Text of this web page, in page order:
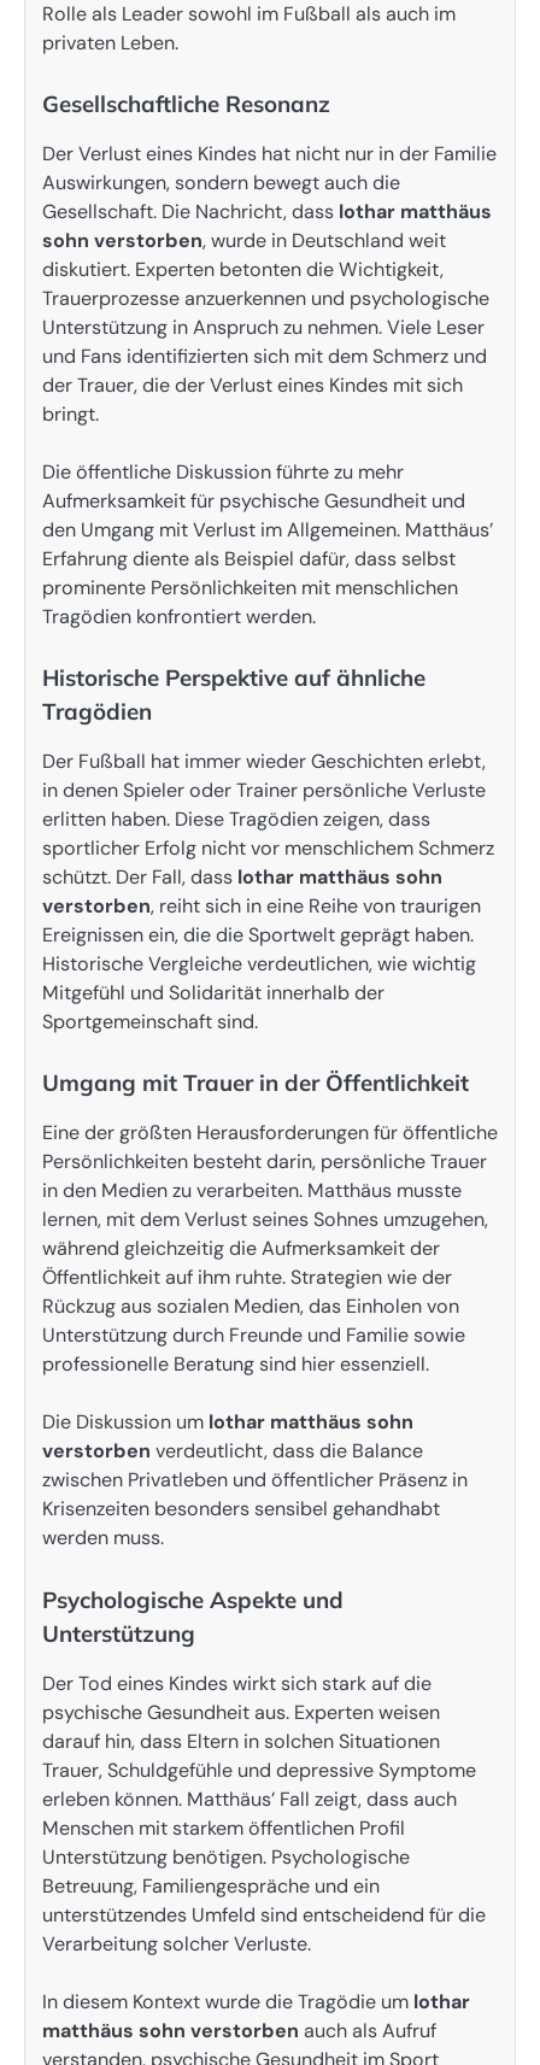
Rolle als Leader sowohl im Fußball als auch im
privaten Leben.
Gesellschaftliche Resonanz
Der Verlust eines Kindes hat nicht nur in der Familie
Auswirkungen, sondern bewegt auch die
Gesellschaft. Die Nachricht, dass lothar matthäus
sohn verstorben, wurde in Deutschland weit
diskutiert. Experten betonten die Wichtigkeit,
Trauerprozesse anzuerkennen und psychologische
Unterstützung in Anspruch zu nehmen. Viele Leser
und Fans identifizierten sich mit dem Schmerz und
der Trauer, die der Verlust eines Kindes mit sich
bringt.
Die öffentliche Diskussion führte zu mehr
Aufmerksamkeit für psychische Gesundheit und
den Umgang mit Verlust im Allgemeinen. Matthäus’
Erfahrung diente als Beispiel dafür, dass selbst
prominente Persönlichkeiten mit menschlichen
Tragödien konfrontiert werden.
Historische Perspektive auf ähnliche
Tragödien
Der Fußball hat immer wieder Geschichten erlebt,
in denen Spieler oder Trainer persönliche Verluste
erlitten haben. Diese Tragödien zeigen, dass
sportlicher Erfolg nicht vor menschlichem Schmerz
schützt. Der Fall, dass lothar matthäus sohn
verstorben, reiht sich in eine Reihe von traurigen
Ereignissen ein, die die Sportwelt geprägt haben.
Historische Vergleiche verdeutlichen, wie wichtig
Mitgefühl und Solidarität innerhalb der
Sportgemeinschaft sind.
Umgang mit Trauer in der Öffentlichkeit
Eine der größten Herausforderungen für öffentliche
Persönlichkeiten besteht darin, persönliche Trauer
in den Medien zu verarbeiten. Matthäus musste
lernen, mit dem Verlust seines Sohnes umzugehen,
während gleichzeitig die Aufmerksamkeit der
Öffentlichkeit auf ihm ruhte. Strategien wie der
Rückzug aus sozialen Medien, das Einholen von
Unterstützung durch Freunde und Familie sowie
professionelle Beratung sind hier essenziell.
Die Diskussion um lothar matthäus sohn
verstorben verdeutlicht, dass die Balance
zwischen Privatleben und öffentlicher Präsenz in
Krisenzeiten besonders sensibel gehandhabt
werden muss.
Psychologische Aspekte und
Unterstützung
Der Tod eines Kindes wirkt sich stark auf die
psychische Gesundheit aus. Experten weisen
darauf hin, dass Eltern in solchen Situationen
Trauer, Schuldgefühle und depressive Symptome
erleben können. Matthäus’ Fall zeigt, dass auch
Menschen mit starkem öffentlichen Profil
Unterstützung benötigen. Psychologische
Betreuung, Familiengespräche und ein
unterstützendes Umfeld sind entscheidend für die
Verarbeitung solcher Verluste.
In diesem Kontext wurde die Tragödie um lothar
matthäus sohn verstorben auch als Aufruf
verstanden, psychische Gesundheit im Sport